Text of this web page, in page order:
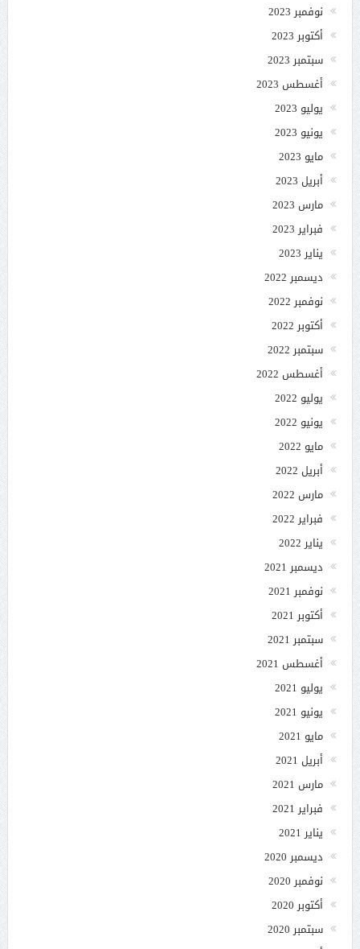
نوفمبر 2023
أكتوبر 2023
سبتمبر 2023
أغسطس 2023
يوليو 2023
يونيو 2023
مايو 2023
أبريل 2023
مارس 2023
فبراير 2023
يناير 2023
ديسمبر 2022
نوفمبر 2022
أكتوبر 2022
سبتمبر 2022
أغسطس 2022
يوليو 2022
يونيو 2022
مايو 2022
أبريل 2022
مارس 2022
فبراير 2022
يناير 2022
ديسمبر 2021
نوفمبر 2021
أكتوبر 2021
سبتمبر 2021
أغسطس 2021
يوليو 2021
يونيو 2021
مايو 2021
أبريل 2021
مارس 2021
فبراير 2021
يناير 2021
ديسمبر 2020
نوفمبر 2020
أكتوبر 2020
سبتمبر 2020